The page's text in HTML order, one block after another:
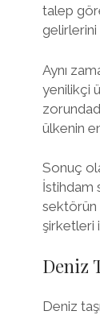
talep
gelirlerini
Aynı
yenilikçi
ülkenin
Sonuç
İstihdam
sektörün
şirketleri
Deniz
Deniz